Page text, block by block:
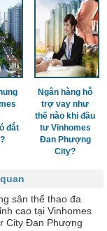
đắt
Ngân hàng hỗ
trợ vay như
thế nào khi đầu
tư Vinhomes
Đan Phượng
City?
sân thể thao đa
cao tại Vinhomes
City Đan Phượng